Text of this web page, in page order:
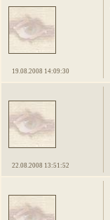
19.08.2008 14:09:30
22.08.2008 13:51:52